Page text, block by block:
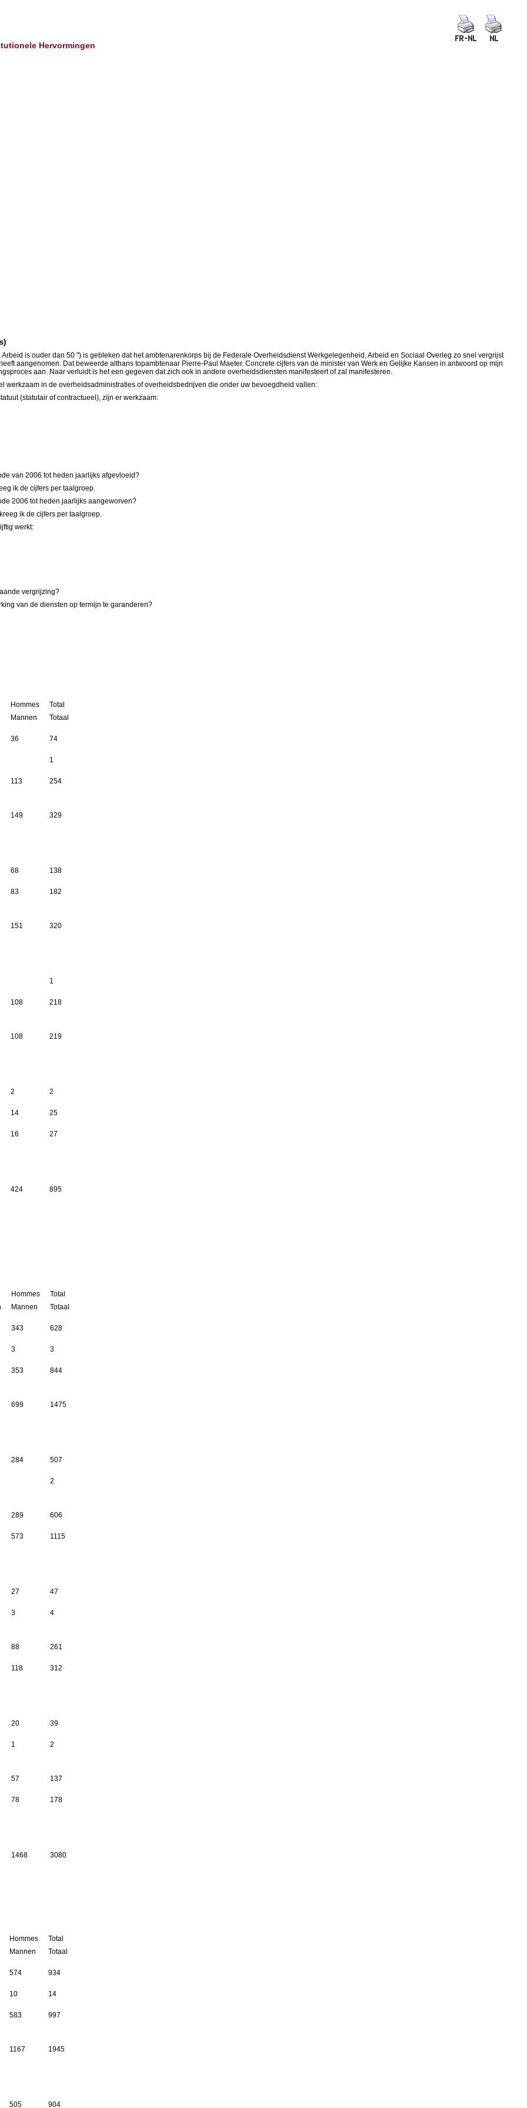
Hervormingen
is ouder dan 50 ") is gebleken dat het ambtenarenkorps bij de Federale Overheidsdienst Werkgelegenheid, Arbeid en Sociaal Overleg zo snel vergrijst
aangenomen. Dat beweerde althans topambtenaar Pierre-Paul Maeter. Concrete cijfers van de minister van Werk en Gelijke Kansen in antwoord op mijn
aan. Naar verluidt is het een gegeven dat zich ook in andere overheidsdiensten manifesteert of zal manifesteren.
werkzaam in de overheidsadministraties of overheidsbedrijven die onder uw bevoegdheid vallen:
(statutair of contractueel), zijn er werkzaam:
van 2006 tot heden jaarlijks afgevloeid?
ik de cijfers per taalgroep.
2006 tot heden jaarlijks aangeworven?
ik de cijfers per taalgroep.
werkt:
vergrijzing?
van de diensten op termijn te garanderen?
Hommes
Mannen
Total
Totaal
36 74
1
113 254
149 329
68 138
83 182
151 320
1
108 218
108 219
2 2
14 25
16 27
424 895
Hommes
Mannen
Total
Totaal
343 628
3 3
353 844
699 1475
284 507
2
289 606
573 1115
27 47
3 4
88 261
118 312
20 39
1 2
57 137
78 178
1468 3080
Hommes
Mannen
Total
Totaal
574 934
10 14
583 997
1167 1945
505 904